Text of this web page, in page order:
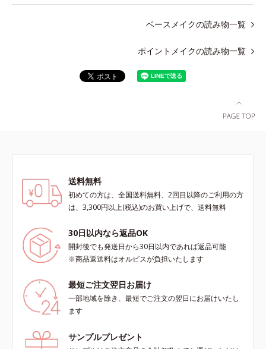
ベースメイクの読み物一覧
ポイントメイクの読み物一覧
送料無料
初めての方は、全国送料無料、2回目以降のご利用の方
は、3,300円以上(税込)のお買い上げで、送料無料
30日以内なら返品OK
開封後でも発送日から30日以内であれば返品可能
※商品返送料はオルビスが負担いたします
最短ご注文翌日お届け
一部地域を除き、最短でご注文の翌日にお届けいたし
ます
サンプルプレゼント